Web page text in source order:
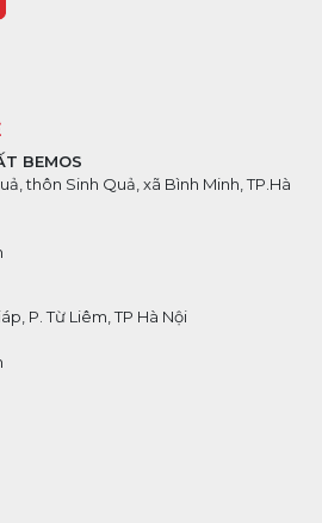
BEMOS
thôn Sinh Quả, xã Bình Minh, TP.Hà
P. Từ Liêm, TP Hà Nội